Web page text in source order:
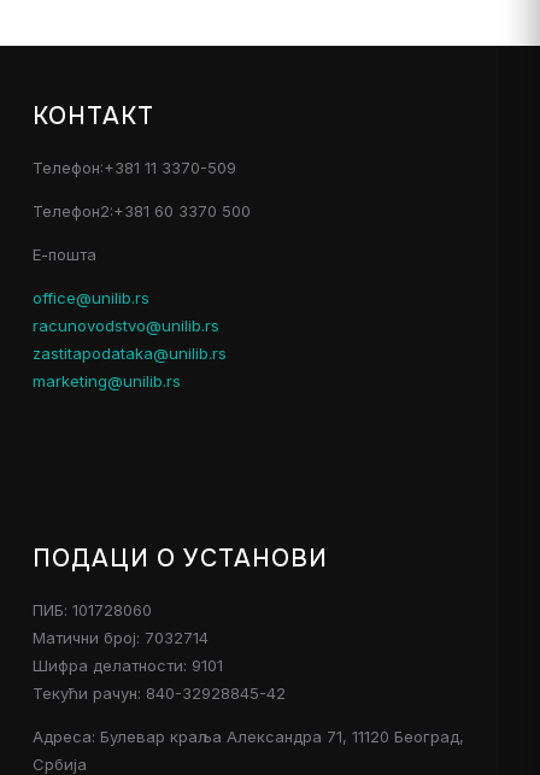
КОНТАКТ
Телефон:+381 11 3370-509
Телефон2:+381 60 3370 500
Е-пошта
office@unilib.rs
racunovodstvo@unilib.rs
zastitapodataka@unilib.rs
marketing@unilib.rs
ПОДАЦИ О УСТАНОВИ
ПИБ: 101728060
Матични број: 7032714
Шифра делатности: 9101
Текући рачун: 840-32928845-42
Адреса: Булевар краља Александра 71, 11120 Београд,
Србија